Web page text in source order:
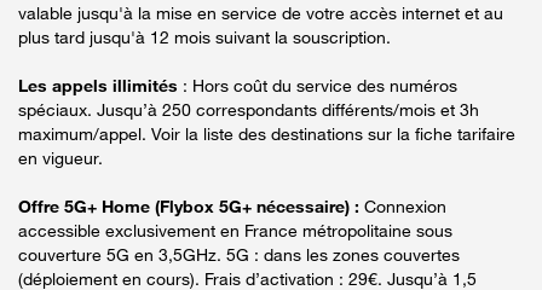
valable jusqu'à la mise en service de votre accès internet et au
plus tard jusqu'à 12 mois suivant la souscription.
Les appels illimités : Hors coût du service des numéros
spéciaux. Jusqu’à 250 correspondants différents/mois et 3h
maximum/appel. Voir la liste des destinations sur la fiche tarifaire
en vigueur.
Offre 5G+ Home (Flybox 5G+ nécessaire) : Connexion
accessible exclusivement en France métropolitaine sous
couverture 5G en 3,5GHz. 5G : dans les zones couvertes
(déploiement en cours). Frais d’activation : 29€. Jusqu’à 1,5